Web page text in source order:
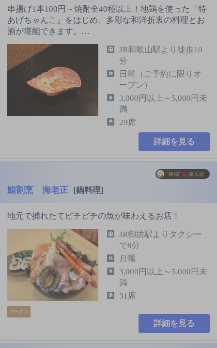
串揚げ1本100円～焼酎全40種以上！地鶏を使った『特
あげちゃんこ』をはじめ、多彩な和洋折衷の料理とお
酒が堪能できます。…
JR和歌山駅より徒歩10
分
日曜（ご予約に限りオ
ープン）
3,000円以上～5,000円未
満
29席
詳細を見る
鮨割烹 海老正 [鍋料理]
地元で捕れたてピチピチの魚が味わえるお店！
クーポン
JR御坊駅よりタクシー
で8分
月曜
3,000円以上～5,000円未
満
31席
詳細を見る